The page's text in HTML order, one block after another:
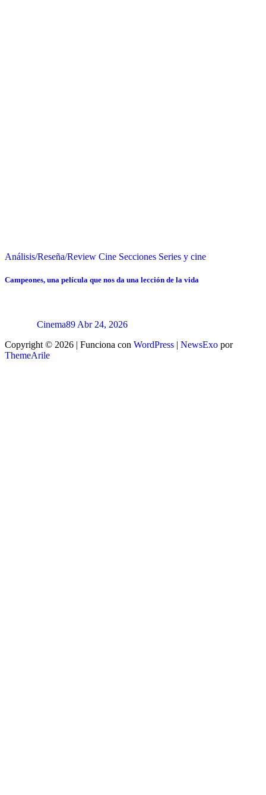
Análisis/Reseña/Review Cine Secciones Series y cine
Campeones, una película que nos da una lección de la vida
Cinema89 Abr 24, 2026
Copyright © 2026 | Funciona con WordPress | NewsExo por
ThemeArile